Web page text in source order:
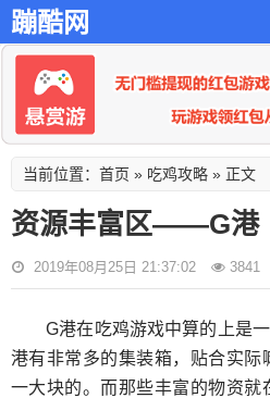
蹦酷网
当前位置： 首页 » 吃鸡攻略 » 正文
资源丰富区——G港
2019年08月25日 21:37:02 3841
G港在吃鸡游戏中算的上是
港有非常多的集装箱，贴合实际
一大块的。而那些丰富的物资就